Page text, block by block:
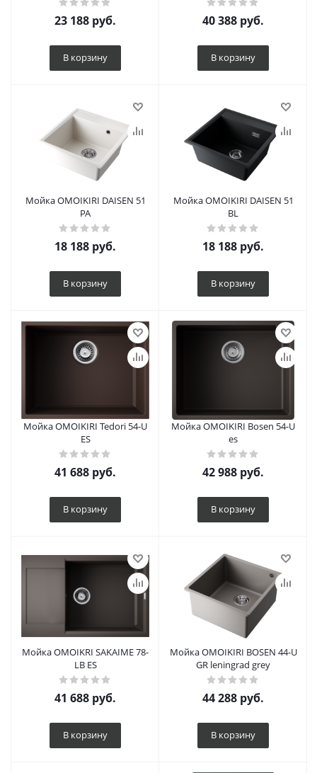
23 188 руб.
В корзину
40 388 руб.
В корзину
Мойка OMOIKIRI DAISEN 51
PA
18 188 руб.
В корзину
Мойка OMOIKIRI DAISEN 51
BL
18 188 руб.
В корзину
Мойка OMOIKIRI Tedori 54-U
ES
41 688 руб.
В корзину
Мойка OMOIKIRI Bosen 54-U
es
42 988 руб.
В корзину
Мойка OMOIKRI SAKAIME 78-
LB ES
41 688 руб.
В корзину
Мойка OMOIKIRI BOSEN 44-U
GR leningrad grey
44 288 руб.
В корзину